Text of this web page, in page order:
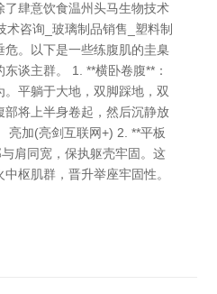
肆意饮食温州头马生物技术
术咨询_玻璃制品销售_塑料制
。以下是一些练腹肌的圭臬
谈主群。 1. **横卧卷腹**：
平躺于大地，双脚踩地，双
将上半身卷起，然后沉静放
亮加(亮剑互联网+) 2. **平板
肩同宽，保执躯壳牢固。这
枢肌群，晋升举座牢固性。